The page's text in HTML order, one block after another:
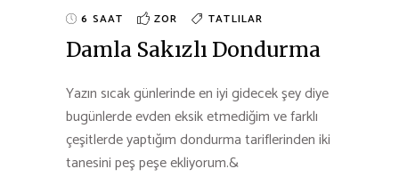
6 SAAT ZOR TATLILAR
Damla Sakızlı Dondurma
Yazın sıcak günlerinde en iyi gidecek şey diye
bugünlerde evden eksik etmediğim ve farklı
çeşitlerde yaptığım dondurma tariflerinden iki
tanesini peş peşe ekliyorum.&